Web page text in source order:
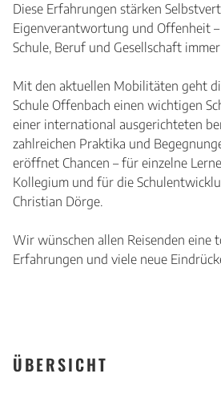
Diese Erfahrungen stärken
Eigenverantwortung und Offenheit
Schule, Beruf und Gesellschaft
Mit den aktuellen Mobilitäten geht
Schule Offenbach einen wichtigen
einer international ausgerichteten
zahlreichen Praktika und
eröffnet Chancen – für einzelne
Kollegium und für die
Christian Dörge.
Wir wünschen allen Reisenden eine
Erfahrungen und viele neue
ÜBERSICHT